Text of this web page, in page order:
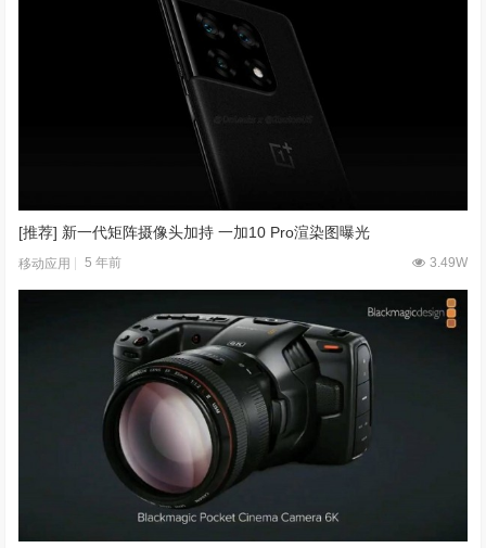
[推荐] 新一代矩阵摄像头加持 一加10 Pro渲染图曝光
移动应用 5 年前 3.49W